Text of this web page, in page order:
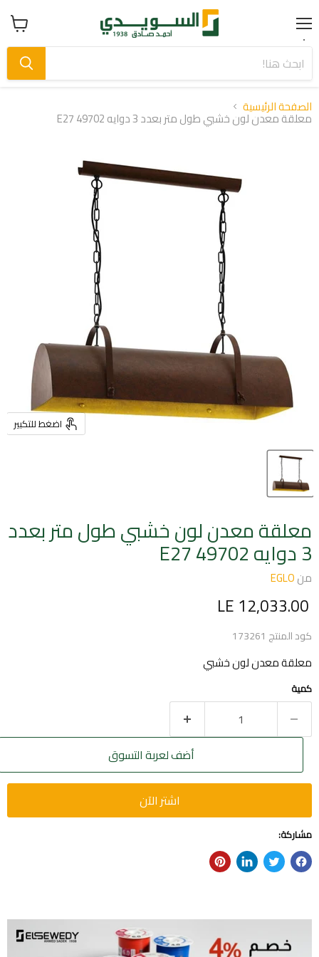
Menu عرض
سلة
الصفحة الرئيسية
معلقة معدن لون خشبي طول متر بعدد 3 دوايه E27 49702
اضغط للتكبير
معلقة معدن لون خشبي طول متر بعدد
3 دوايه E27 49702
منEGLO
السعر الحالي
LE 12,033.00
كود المنتج 173261
معلقة معدن لون خشبي
كمية
أضف لعربة التسوق
اشتر الآن
مشاركة: